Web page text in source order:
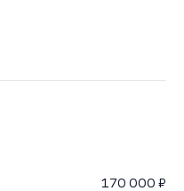
170 000 ₽